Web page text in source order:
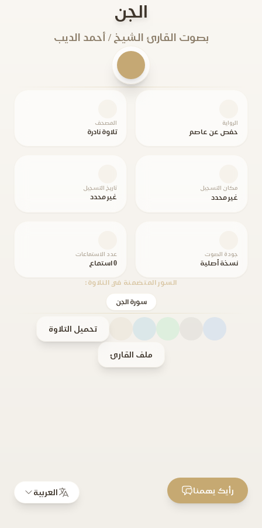
الجن
بصوت القارئ الشيخ / أحمد الديب
الرواية
حفص عن عاصم
المصحف
تلاوة نادرة
مكان التسجيل
غير محدد
تاريخ التسجيل
غير محدد
جودة الصوت
نسخة أصلية
عدد الاستماعات
0 استماع
السور المتضمنة في التلاوة:
سورة الجن
تحميل التلاوة
ملف القارئ
العربية رأيك يهمنا